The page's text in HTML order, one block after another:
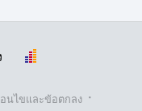
อนไขและข้อตกลง ·